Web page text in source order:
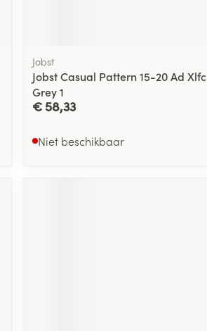
Jobst
Jobst Casual Pattern 15-20 Ad Xlfc
Grey 1
€ 58,33
Niet beschikbaar